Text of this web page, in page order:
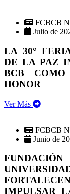
FCBCB
Julio de
LA 30°
DE LA PAZ
BCB
HONOR
Ver Más
FCBCB
Junio de
IMPULSAR